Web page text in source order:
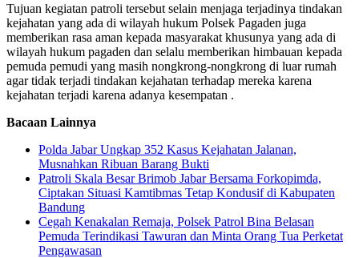
Tujuan kegiatan patroli tersebut selain menjaga terjadinya tindakan
kejahatan yang ada di wilayah hukum Polsek Pagaden juga
memberikan rasa aman kepada masyarakat khusunya yang ada di
wilayah hukum pagaden dan selalu memberikan himbauan kepada
pemuda pemudi yang masih nongkrong-nongkrong di luar rumah
agar tidak terjadi tindakan kejahatan terhadap mereka karena
kejahatan terjadi karena adanya kesempatan .
Bacaan Lainnya
Polda Jabar Ungkap 352 Kasus Kejahatan Jalanan,
Musnahkan Ribuan Barang Bukti
Patroli Skala Besar Brimob Jabar Bersama Forkopimda,
Ciptakan Situasi Kamtibmas Tetap Kondusif di Kabupaten
Bandung
Cegah Kenakalan Remaja, Polsek Patrol Bina Belasan
Pemuda Terindikasi Tawuran dan Minta Orang Tua Perketat
Pengawasan